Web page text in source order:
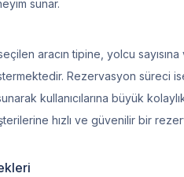
sunar.
aracın tipine, yolcu
Rezervasyon süreci
kullanıcılarına büyük
hızlı ve güvenilir bir